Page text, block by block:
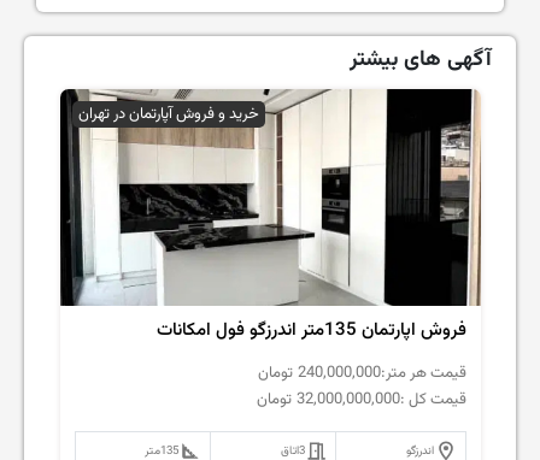
آگهی های بیشتر
خرید و فروش آپارتمان در تهران
فروش اپارتمان 135متر اندرزگو فول امکانات
قیمت هر متر:240,000,000 تومان
قیمت کل :32,000,000,000 تومان
اندرزگو 3اتاق 135متر